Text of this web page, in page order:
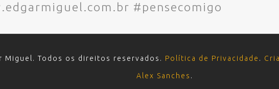
#pensecomigo
Miguel. Todos os direitos reservados. Política de Privacidade .
Alex Sanches .